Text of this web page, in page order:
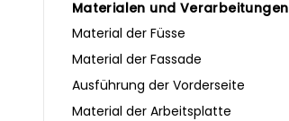
Materialen und Verarbeitungen
Material der Füsse
Material der Fassade
Ausführung der Vorderseite
Material der Arbeitsplatte